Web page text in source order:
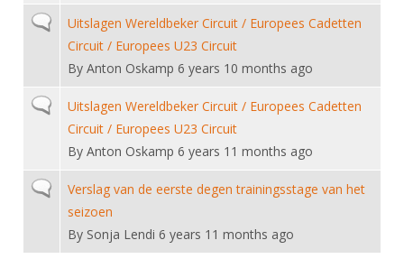
Normal topicUitslagen Wereldbeker Circuit / Europees Cadetten
Circuit / Europees U23 Circuit
By Anton Oskamp 6 years 10 months ago
Normal topicUitslagen Wereldbeker Circuit / Europees Cadetten
Circuit / Europees U23 Circuit
By Anton Oskamp 6 years 11 months ago
Normal topicVerslag van de eerste degen trainingsstage van het
seizoen
By Sonja Lendi 6 years 11 months ago